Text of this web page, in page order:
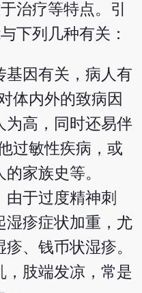
治疗等特点。引
下列几种有关：
基因有关，病人有
体内外的致病因
为高，同时还易伴
过敏性疾病，或
家族史等。
于过度精神刺
湿疹症状加重，尤
、钱币状湿疹。
，肢端发凉，常是